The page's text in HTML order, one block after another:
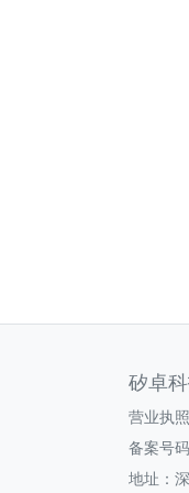
矽卓
营业执照
备案号码
地址：